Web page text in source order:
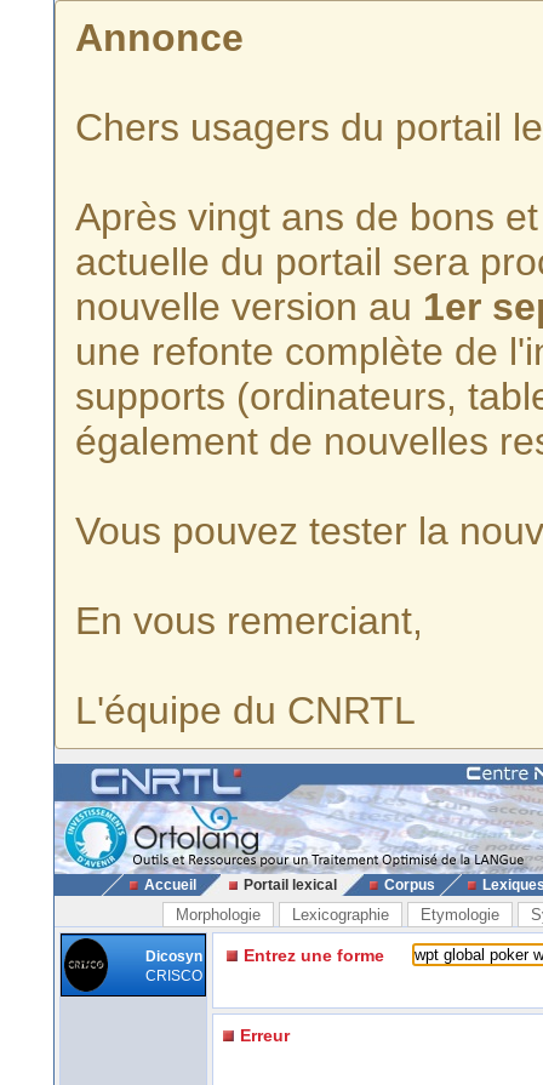
Annonce
Chers usagers du portail
Après vingt ans de bons
actuelle du portail sera
nouvelle version au 1er
une refonte complète de
supports (ordinateurs,
également de nouvelles
Vous pouvez tester la
En vous remerciant,
L'équipe du CNRTL
Accueil Portail lexical Corpus
Morphologie Lexicographie Etymologie
Dicosyn
CRISCO
Entrez une forme
Erreur